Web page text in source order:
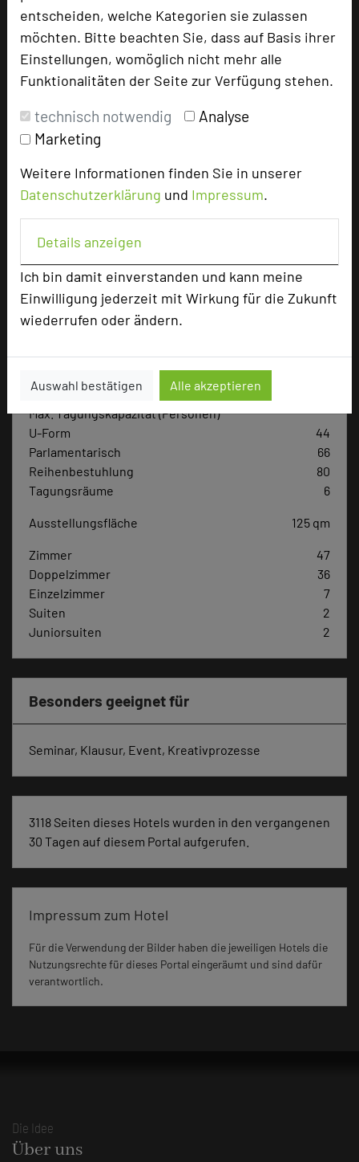
entscheiden, welche Kategorien sie zulassen
möchten. Bitte beachten Sie, dass auf Basis ihrer
Einstellungen, womöglich nicht mehr alle
Funktionalitäten der Seite zur Verfügung stehen.
technisch notwendig
Analyse
Marketing
Weitere Informationen finden Sie in unserer
Datenschutzerklärung und Impressum.
Details anzeigen
Ich bin damit einverstanden und kann meine
Einwilligung jederzeit mit Wirkung für die Zukunft
wiederrufen oder ändern.
Auswahl bestätigen Alle akzeptieren
language Homepage
zur Tagungsanfrage hinzufügen add_circle
Bewertung
Tagungsplaner
Tagungsteilnehmer
Hotel bewerten
Max. Tagungskapazität (Personen)
U-Form
44
Parlamentarisch
66
Reihenbestuhlung
80
Tagungsräume
6
Ausstellungsfläche 125 qm
Zimmer
47
Doppelzimmer
36
Einzelzimmer
7
Suiten
2
Juniorsuiten
2
Besonders geeignet für
Seminar, Klausur, Event, Kreativprozesse
3118 Seiten dieses Hotels wurden in den vergangenen
30 Tagen auf diesem Portal aufgerufen.
Impressum zum Hotel
Für die Verwendung der Bilder haben die jeweiligen Hotels die
Nutzungsrechte für dieses Portal eingeräumt und sind dafür
verantwortlich.
Die Idee
Über uns